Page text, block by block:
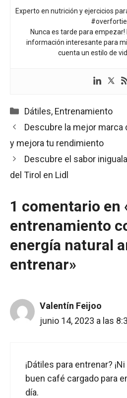
Experto en nutrición y ejercicios
Nunca es tarde para
información interesante para
cuenta un estilo de
Categorías
Dátiles, Entrenamiento
Descubre la mejor marca
y mejora tu rendimiento
Descubre el sabor
del Tirol en Lidl
1 comentario en
entrenamiento
energía natural
entrenar»
Valentín Feijoo
junio 14, 2023 a las
¡Dátiles para entrenar?
buen café cargado para
día.